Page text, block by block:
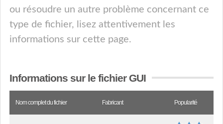
ou résoudre un autre problème concernant ce
type de fichier, lisez attentivement les
informations sur cette page.
Informations sur le fichier GUI
Nom complet du fichier Fabricant Popularité